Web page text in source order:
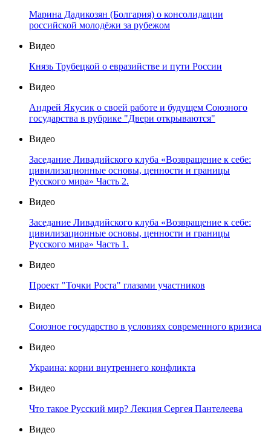
Марина Дадикозян (Болгария) о консолидации
российской молодёжи за рубежом
Видео
Князь Трубецкой о евразийстве и пути России
Видео
Андрей Якусик о своей работе и будущем Союзного
государства в рубрике "Двери открываются"
Видео
Заседание Ливадийского клуба «Возвращение к себе:
цивилизационные основы, ценности и границы
Русского мира» Часть 2.
Видео
Заседание Ливадийского клуба «Возвращение к себе:
цивилизационные основы, ценности и границы
Русского мира» Часть 1.
Видео
Проект "Точки Роста" глазами участников
Видео
Союзное государство в условиях современного кризиса
Видео
Украина: корни внутреннего конфликта
Видео
Что такое Русский мир? Лекция Сергея Пантелеева
Видео